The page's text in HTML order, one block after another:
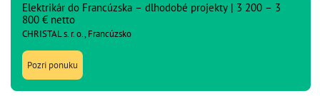
Elektrikár do Francúzska – dlhodobé projekty | 3 200 – 3
800 € netto
CHRISTAL s. r. o., Francúzsko
Pozri ponuku